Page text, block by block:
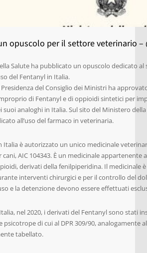
opuscolo per il settore veterinario –
Salute ha pubblicato un opuscolo dedicato
del Fentanyl in Italia.
Presidenza del Consiglio dei Ministri ha
di Fentanyl e di oppioidi sintetici per
suoi analoghi in Italia. Sul sito del Ministero
all’uso del farmaco in veterinaria.
Italia è autorizzato un unico medicinale
AIC 104343. È un medicinale appartenente
derivati della fenilpiperidina. Il medicinale
interventi chirurgici e per il controllo del
e la detenzione devono essere effettuati
nel 2020, i derivati del Fentanyl sono stati
psicotrope di cui al DPR 309/90, analogamente
tabellato.